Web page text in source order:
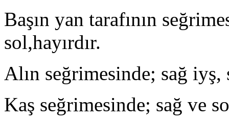
Başın yan tarafının
sol,hayırdır.
Alın seğrimesinde; sağ
Kaş seğrimesinde; sağ ve